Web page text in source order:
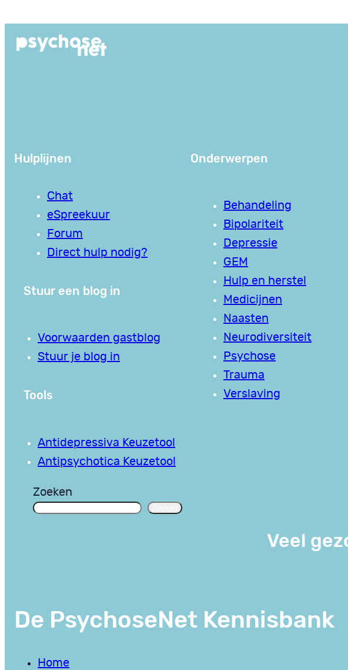
de
Hulplijnen
Chat
eSpreekuur
Forum
Direct hulp nodig?
Stuur een blog in
Voorwaarden gastblog
Stuur je blog in
Tools
Antidepressiva Keuzetool
Antipsychotica Keuzetool
Onderwerpen
Behandeling
Bipolariteit
Depressie
GEM
Hulp en herstel
Medicijnen
Naasten
Neurodiversiteit
Psychose
Trauma
Verslaving
Zoeken
Veel
De PsychoseNet Kennisbank
Home